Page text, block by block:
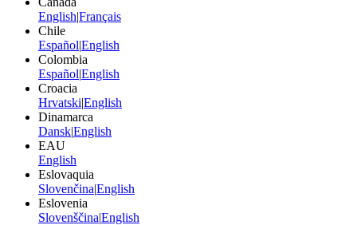
English|Français
Chile
Español|English
Colombia
Español|English
Croacia
Hrvatski|English
Dinamarca
Dansk|English
EAU
English
Eslovaquia
Slovenčina|English
Eslovenia
Slovenščina|English